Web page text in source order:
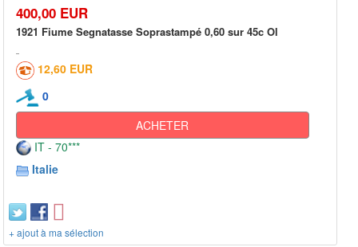
400,00 EUR
1921 Fiume Segnatasse Soprastampé 0,60 sur 45c Ol
12,60 EUR
0
ACHETER
IT - 70***
Italie
+ ajout à ma sélection